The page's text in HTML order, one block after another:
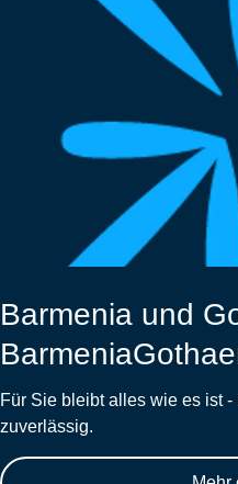
Barmenia und
Für Sie bleibt alles wie es ist
zuverlässig.